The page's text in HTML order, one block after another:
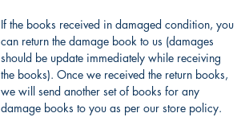
If the books received in damaged condition, you
can return the damage book to us (damages
should be update immediately while receiving
the books). Once we received the return books,
we will send another set of books for any
damage books to you as per our store policy.